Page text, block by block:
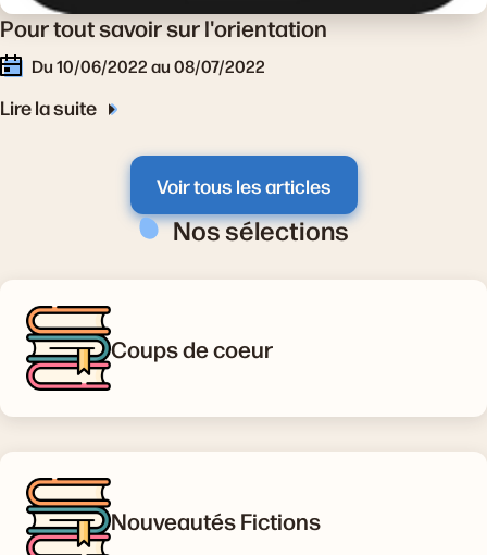
Pour tout savoir sur l'orientation
Du 10/06/2022 au 08/07/2022
Lire la suite
Voir tous les articles
Nos sélections
Coups de coeur
Nouveautés Fictions